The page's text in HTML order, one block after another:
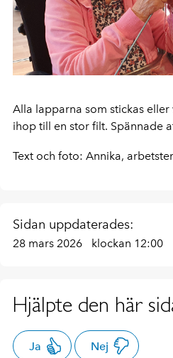
Alla lapparna som stickas
ihop till en stor filt. Spännade
Text och foto: Annika,
Sidan uppdaterades:
28 mars 2026 klockan 12:00
Hjälpte den här
Ja Nej